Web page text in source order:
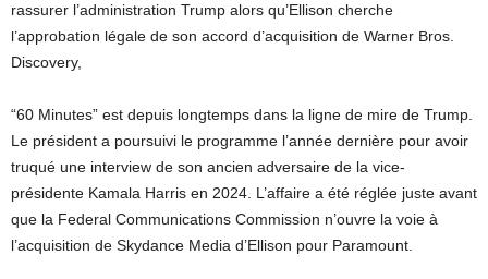
rassurer l’administration Trump alors qu’Ellison cherche
l’approbation légale de son accord d’acquisition de Warner Bros.
Discovery,
“60 Minutes” est depuis longtemps dans la ligne de mire de Trump.
Le président a poursuivi le programme l’année dernière pour avoir
truqué une interview de son ancien adversaire de la vice-
présidente Kamala Harris en 2024. L’affaire a été réglée juste avant
que la Federal Communications Commission n’ouvre la voie à
l’acquisition de Skydance Media d’Ellison pour Paramount.